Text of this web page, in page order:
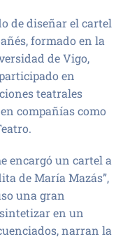
de diseñar el cartel
formado en la
de Vigo,
en
teatrales
compañías como
encargó un cartel a
de María Mazás”,
una gran
en un
narran la